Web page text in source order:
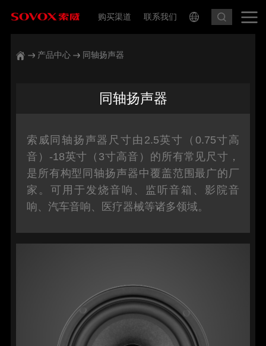
购买渠道 联系我们
产品中心 同轴扬声器
同轴扬声器
索威同轴扬声器尺寸由2.5英寸（0.75寸高
音）-18英寸（3寸高音）的所有常见尺寸，
是所有构型同轴扬声器中覆盖范围最广的厂
家。可用于发烧音响、监听音箱、影院音
响、汽车音响、医疗器械等诸多领域。